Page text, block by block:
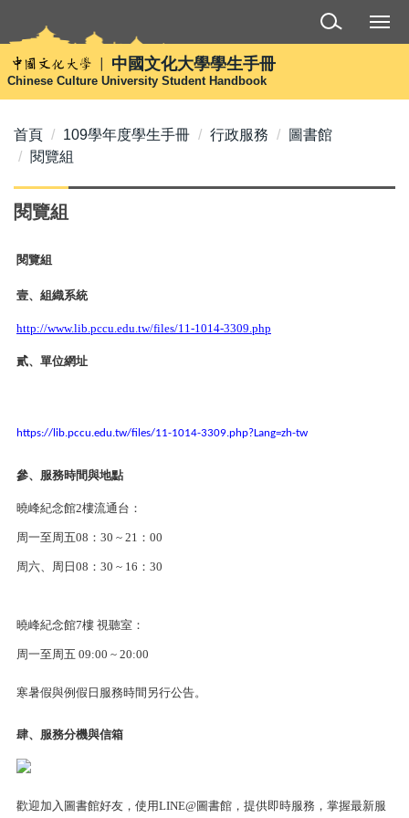
到
主
要
內
區
中國文化大學學生手冊
Chinese Culture University Student Handbook
首頁 109學年度學生手冊 行政服務
圖書館
閱覽組
閱覽組
閱覽組
壹、組織系統
http://www.lib.pccu.edu.tw/files/11-1014-3309.php
貳、單位網址
https://lib.pccu.edu.tw/files/11-1014-3309.php?Lang=zh-tw
參、服務時間與地點
曉峰紀念館2樓流通台：
周一至周五08：30 ~ 21：00
周六、周日08：30 ~ 16：30
曉峰紀念館7樓 視聽室：
周一至周五 09:00 ~ 20:00
寒暑假與例假日服務時間另行公告。
肆、服務分機與信箱
歡迎加入圖書館好友，使用LINE@圖書館，提供即時服務，掌握最新服